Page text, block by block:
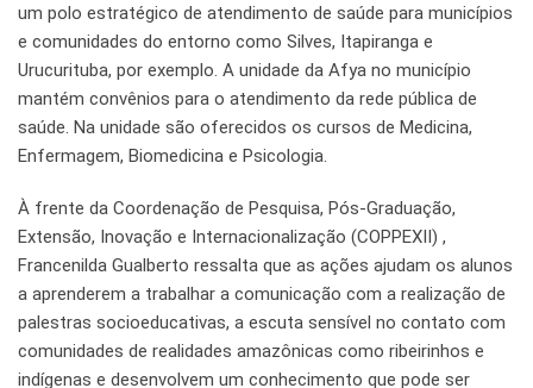
um polo estratégico de atendimento de saúde para municípios
e comunidades do entorno como Silves, Itapiranga e
Urucurituba, por exemplo. A unidade da Afya no município
mantém convênios para o atendimento da rede pública de
saúde. Na unidade são oferecidos os cursos de Medicina,
Enfermagem, Biomedicina e Psicologia.
À frente da Coordenação de Pesquisa, Pós-Graduação,
Extensão, Inovação e Internacionalização (COPPEXII) ,
Francenilda Gualberto ressalta que as ações ajudam os alunos
a aprenderem a trabalhar a comunicação com a realização de
palestras socioeducativas, a escuta sensível no contato com
comunidades de realidades amazônicas como ribeirinhos e
indígenas e desenvolvem um conhecimento que pode ser